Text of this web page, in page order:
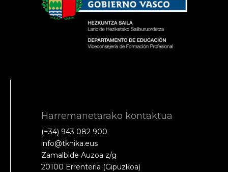
Harremanetarako kontaktua
(+34) 943 082 900
info@tknika.eus
Zamalbide Auzoa z/g
20100 Errenteria (Gipuzkoa)